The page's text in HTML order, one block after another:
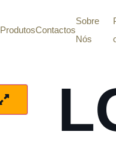
ProdutosContactos
Sobre
Nós